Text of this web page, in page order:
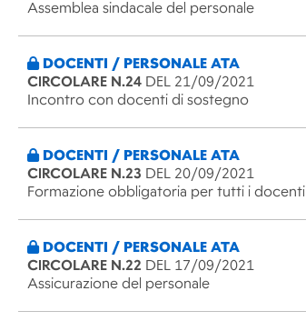
Assemblea sindacale del personale
DOCENTI / PERSONALE ATA
CIRCOLARE N.24 DEL 21/09/2021
Incontro con docenti di sostegno
DOCENTI / PERSONALE ATA
CIRCOLARE N.23 DEL 20/09/2021
Formazione obbligatoria per tutti i docenti
DOCENTI / PERSONALE ATA
CIRCOLARE N.22 DEL 17/09/2021
Assicurazione del personale